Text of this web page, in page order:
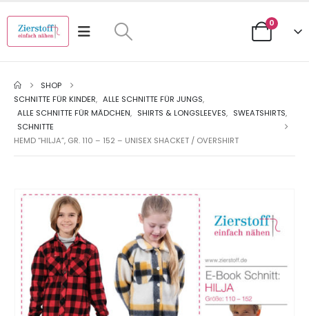
0
SHOP
SCHNITTE FÜR KINDER, ALLE SCHNITTE FÜR JUNGS,
ALLE SCHNITTE FÜR MÄDCHEN, SHIRTS & LONGSLEEVES, SWEATSHIRTS,
SCHNITTE
HEMD “HILJA”, GR. 110 – 152 – UNISEX SHACKET / OVERSHIRT